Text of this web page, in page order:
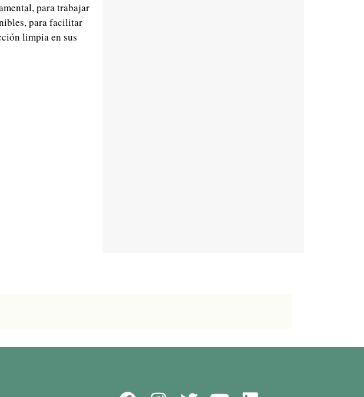
para trabajar
para facilitar
limpia en sus